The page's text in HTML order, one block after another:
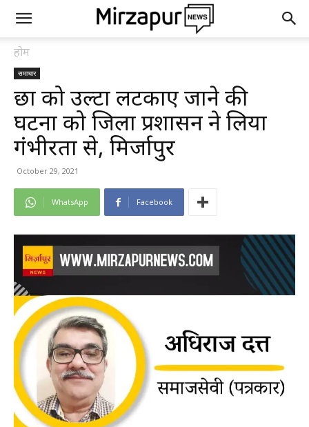
होम
समाचार
छात्र को उल्टा लटकाए जाने की
घटना को जिला प्रशासन ने लिया
गंभीरता से, मिर्जापुर
October 29, 2021
WhatsApp Facebook